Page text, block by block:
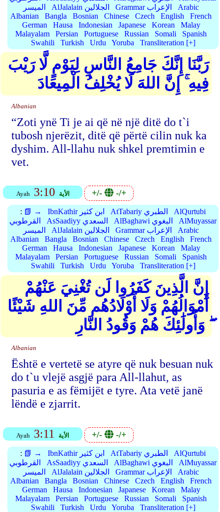
الميسر
AlJalalain الجلالين Grammar الإعراب
Arabic
Albanian
Bangla Bosnian Chinese Czech English
French
German
Hausa Indonesian Japanese Korean
Malay
Malayalam
Persian Portuguese Russian Somali
Spanish
Swahili
Turkish Urdu Yoruba Transliteration [+]
رَبَّنَا إِنَّكَ جَامِعُ النَّاسِ لِيَوْمٍ لَّا رَيْبَ
فِيهِ ۚ إِنَّ اللهَ لَا يُخْلِفُ الْمِيعَادَ
Albanian
“Zoti ynë Ti je ai që në një ditë do t`i
tubosh njerëzit, ditë që përtë cilin nuk ka
dyshim. All-llahu nuk shkel premtimin e
vet.
Ayah 3:10 الأية +/- -/+
: 📗 → IbnKathir ابن كثير AtTabariy الطبري
AlQurtubi
القرطوبي
AsSaadiyy السعدي AlBaghawi البغوي
AlMuyassar
الميسر
AlJalalain الجلالين Grammar الإعراب
Arabic
Albanian
Bangla Bosnian Chinese Czech English
French
German
Hausa Indonesian Japanese Korean
Malay
Malayalam
Persian Portuguese Russian Somali
Spanish
Swahili
Turkish Urdu Yoruba Transliteration [+]
إِنَّ الَّذِينَ كَفَرُوا لَن تُغْنِيَ عَنْهُمْ
أَمْوَالُهُمْ وَلَا أَوْلَادُهُم مِّنَ اللهِ شَيْئًا
ۖ وَأُولَٰئِكَ هُمْ وَقُودُ النَّارِ
Albanian
Është e vertetë se atyre që nuk besuan nuk
do t`u vlejë asgjë para All-llahut, as
pasuria e as fëmijët e tyre. Ata vetë janë
lëndë e zjarrit.
Ayah 3:11 الأية +/- -/+
: 📗 → IbnKathir ابن كثير AtTabariy الطبري
AlQurtubi
القرطوبي
AsSaadiyy السعدي AlBaghawi البغوي
AlMuyassar
الميسر
AlJalalain الجلالين Grammar الإعراب
Arabic
Albanian
Bangla Bosnian Chinese Czech English
French
German
Hausa Indonesian Japanese Korean
Malay
Malayalam
Persian Portuguese Russian Somali
Spanish
Swahili
Turkish Urdu Yoruba Transliteration [+]